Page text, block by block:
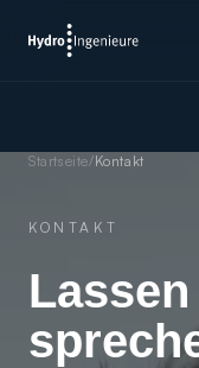
Startseite/Kontakt
KONTAKT